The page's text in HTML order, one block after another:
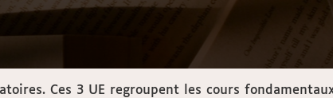
Ces 3 UE regroupent les cours